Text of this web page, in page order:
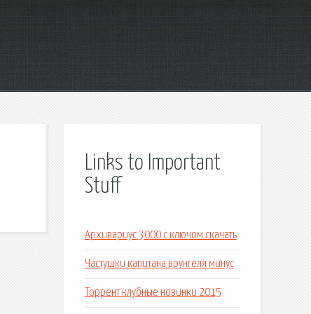
Links to Important
Stuff
Архивариус 3000 с ключом скачать
Частушки капитана врунгеля минус
Торрент клубные новинки 2015